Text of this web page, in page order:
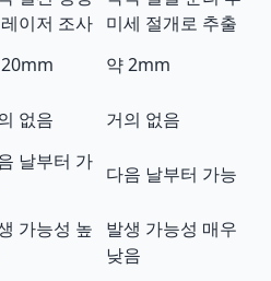
이저 조사 미세 절개로 추출
약 2mm
없음
거의 없음
날부터 가
다음 날부터 가능
가능성 높
발생 가능성 매우
낮음